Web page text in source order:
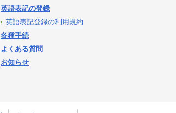
英語表記の登録
英語表記登録の利用規約
各種手続
よくある質問
お知らせ